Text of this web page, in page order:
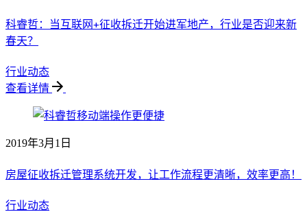
科睿哲：当互联网+征收拆迁开始进军地产，行业是否迎来新
春天？
行业动态
查看详情
2019年3月1日
房屋征收拆迁管理系统开发，让工作流程更清晰，效率更高！
行业动态